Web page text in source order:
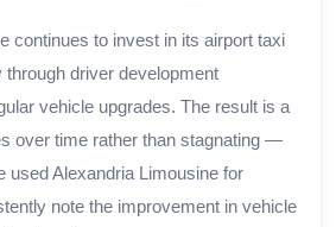
continues to invest in its airport taxi
driver development
vehicle upgrades. The result is a
over time rather than stagnating —
used Alexandria Limousine for
note the improvement in vehicle